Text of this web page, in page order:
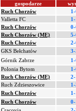
gospodarze
Ruch Chorzów
Valletta FC
Ruch Chorzów
Ruch Chorzów (ME)
Ruch Chorzów
GKS Bełchatów
Górnik Zabrze
Polonia Bytom
Ruch Chorzów (ME)
Ruch Zdzieszowice
Ruch Chorzów
Ruch Chorzów